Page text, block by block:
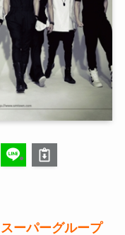
スーパーグループ